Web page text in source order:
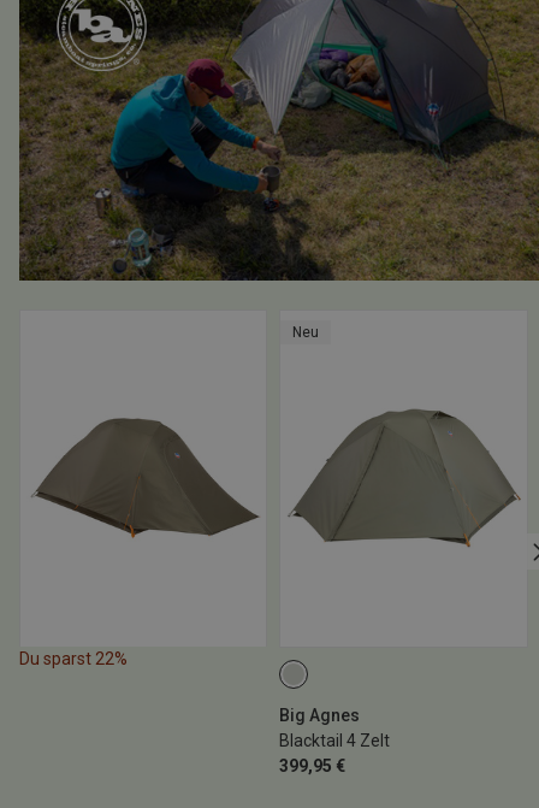
Du sparst 22%
Neu
Big Agnes
Blacktail 4 Zelt
399,95 €